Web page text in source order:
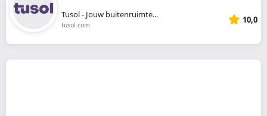
Tusol - Jouw buitenruimte...
tusol.com 10,0